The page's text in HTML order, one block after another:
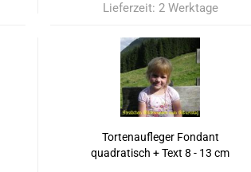
Lieferzeit: 2 Werktage
Tortenaufleger Fondant
quadratisch + Text 8 - 13 cm